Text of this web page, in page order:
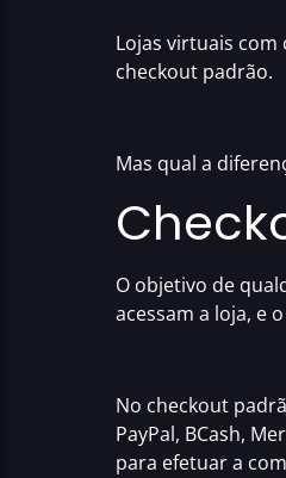
Lojas virtuais com
checkout padrão.
Mas qual a
O objetivo de
acessam a loja, e
No checkout
PayPal, BCash,
para efetuar a